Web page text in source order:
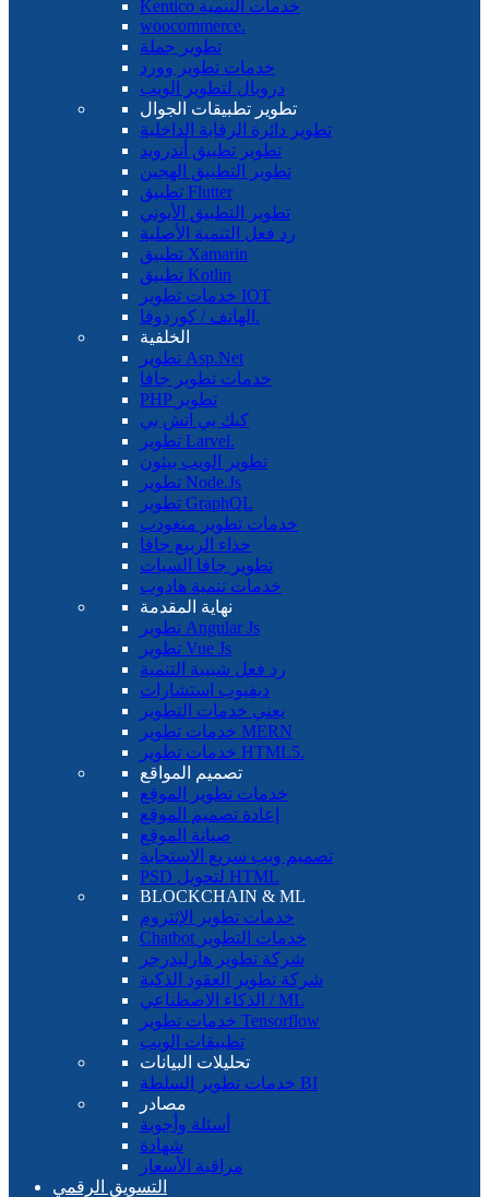
Kentico خدمات التنمية
woocommerce.
تطوير جملة
خدمات تطوير وورد
دروبال لتطوير الويب
تطوير تطبيقات الجوال
تطوير دائرة الرقابة الداخلية
تطوير تطبيق أندرويد
تطوير التطبيق الهجين
تطبيق Flutter
تطوير التطبيق الأيوني
رد فعل التنمية الأصلية
تطبيق Xamarin
تطبيق Kotlin
خدمات تطوير IOT
الهاتف / كوردوفا.
الخلفية
تطوير Asp.Net
خدمات تطوير جافا
PHP تطوير
كيك بي اتش بي
تطوير Larvel.
تطوير الويب بيثون
تطوير Node.Js
تطوير GraphQL
خدمات تطوير منغودب
حذاء الربيع جافا
تطوير جافا السبات
خدمات تنمية هادوب
نهاية المقدمة
تطوير Angular Js
تطوير Vue Js
رد فعل شبيبة التنمية
ديفيوب استشارات
يعني خدمات التطوير
خدمات تطوير MERN
خدمات تطوير HTML5.
تصميم المواقع
خدمات تطوير الموقع
إعادة تصميم الموقع
صيانة الموقع
تصميم ويب سريع الاستجابة
PSD لتحويل HTML
BLOCKCHAIN ​​& ML
خدمات تطوير الإثتروم
Chatbot خدمات التطوير
شركة تطوير هارليدرجر
شركة تطوير العقود الذكية
الذكاء الاصطناعي / ML
خدمات تطوير Tensorflow
تطبيقات الويب
تحليلات البيانات
خدمات تطوير السلطة BI
مصادر
أسئلة وأجوبة
شهادة
مراقبة الأسعار
التسويق الرقمي